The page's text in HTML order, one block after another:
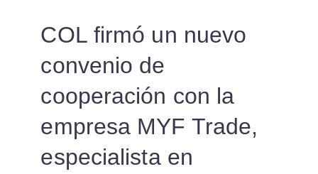
COL firmó un nuevo
convenio de
cooperación con la
empresa MYF Trade,
especialista en